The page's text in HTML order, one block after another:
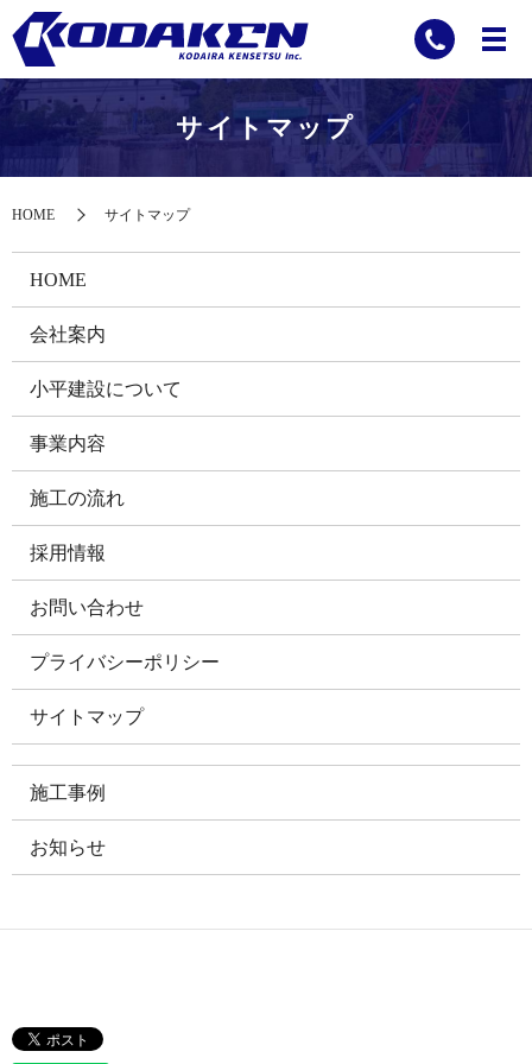
サイトマップ
HOME サイトマップ
HOME
会社案内
小平建設について
事業内容
施工の流れ
採用情報
お問い合わせ
プライバシーポリシー
サイトマップ
施工事例
お知らせ